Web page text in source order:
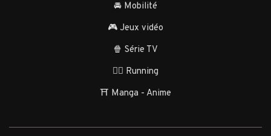
🚘 Mobilité
🎮 Jeux vidéo
🍿 Série TV
🏃‍♂️ Running
⛩️ Manga - Anime